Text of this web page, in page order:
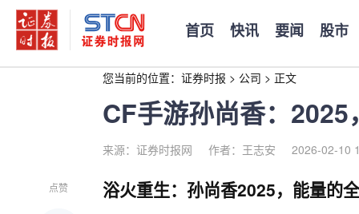
首页 快讯 要闻 股市
您当前的位置： 证券时报 > 公司 > 正文
CF手游孙尚香：
来源：证券时报网 作者：王志安 2026-02-10
点赞 浴火重生：孙尚香2025，能量的